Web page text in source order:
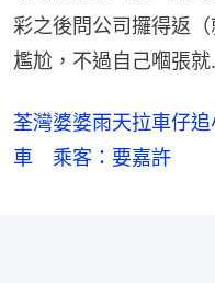
彩之後問公司攞得返
尷尬，不過自己嗰張
荃灣婆婆雨天拉車仔
車 乘客：要嘉許